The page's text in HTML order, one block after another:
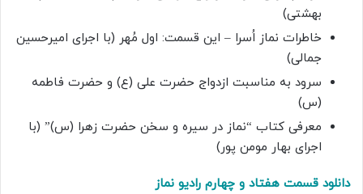
بهشتی)
خاطرات نماز اُسرا – این قسمت: اول مُهر (با اجرای امیرحسین
جمالی)
سرود به مناسبت ازدواج حضرت علی (ع) و حضرت فاطمه
(س)
معرفی کتاب “نماز در سیره و سخن حضرت زهرا (س)” (با
اجرای بهار مومن پور)
دانلود قسمت هفتاد و چهارم رادیو نماز